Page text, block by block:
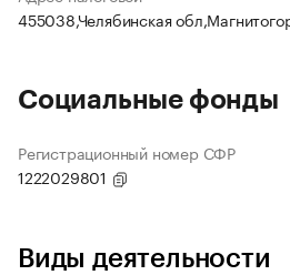
455038,Челябинская
Социальные фонды
Регистрационный номер СФР
1222029801
Виды деятельности